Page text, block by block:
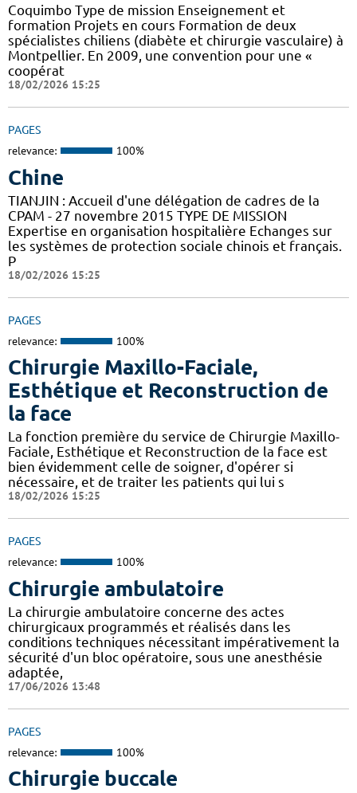
Coquimbo Type de mission Enseignement et
formation Projets en cours Formation de deux
spécialistes chiliens (diabète et chirurgie vasculaire) à
Montpellier. En 2009, une convention pour une «
coopérat
18/02/2026 15:25
PAGES
relevance: 100%
Chine
TIANJIN : Accueil d'une délégation de cadres de la
CPAM - 27 novembre 2015 TYPE DE MISSION
Expertise en organisation hospitalière Echanges sur
les systèmes de protection sociale chinois et français.
P
18/02/2026 15:25
PAGES
relevance: 100%
Chirurgie Maxillo-Faciale,
Esthétique et Reconstruction de
la face
La fonction première du service de Chirurgie Maxillo-
Faciale, Esthétique et Reconstruction de la face est
bien évidemment celle de soigner, d'opérer si
nécessaire, et de traiter les patients qui lui s
18/02/2026 15:25
PAGES
relevance: 100%
Chirurgie ambulatoire
La chirurgie ambulatoire concerne des actes
chirurgicaux programmés et réalisés dans les
conditions techniques nécessitant impérativement la
sécurité d'un bloc opératoire, sous une anesthésie
adaptée,
17/06/2026 13:48
PAGES
relevance: 100%
Chirurgie buccale